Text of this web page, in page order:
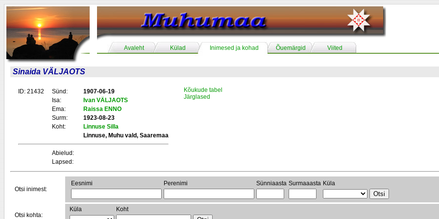
Avaleht Külad Inimesed ja kohad Õuemärgid Viited
Sinaida VÄLJAOTS
ID: 21432 Sünd:
1907-06-19
Isa:
Ivan VÄLJAOTS
Ema:
Raissa ENNO
Surm:
1923-08-23
Koht:
Linnuse Silla
Linnuse, Muhu vald, Saaremaa
Abielud:
Lapsed:
Kõukude tabel
Järglased
Otsi inimest:
Eesnimi Perenimi Sünniaasta Surmaaasta Küla
Otsi kohta:
Küla Koht